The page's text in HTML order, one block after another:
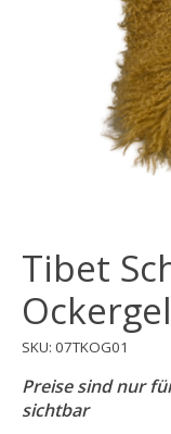
Tibet
SKU: 07TKOG01
Preise sind nur
sichtbar